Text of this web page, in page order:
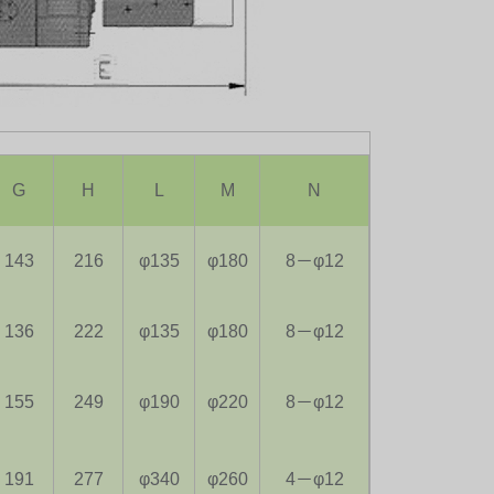
G H M N
143 216 φ135 φ180 8－φ12
136 222 φ135 φ180 8－φ12
155 249 φ190 φ220 8－φ12
191 277 φ340 φ260 4－φ12